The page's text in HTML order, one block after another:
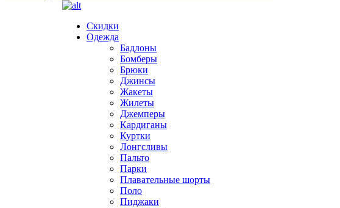
Скидки
Одежда
Бадлоны
Бомберы
Брюки
Джинсы
Жакеты
Жилеты
Джемперы
Кардиганы
Куртки
Лонгсливы
Пальто
Парки
Плавательные шорты
Поло
Пиджаки